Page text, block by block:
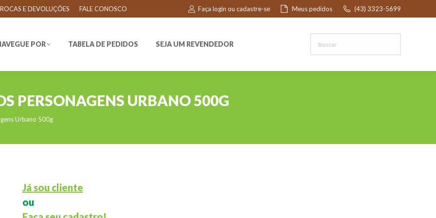
E DEVOLUÇÕES FALE CONOSCO Faça login ou cadastre-se Meus pedidos (43) 3323-5699
POR TABELA DE PEDIDOS SEJA UM REVENDEDOR
PERSONAGENS URBANO 500G
Urbano 500g
Já sou cliente
ou
POR TABELA DE PEDIDOS SEJA UM REVENDEDOR